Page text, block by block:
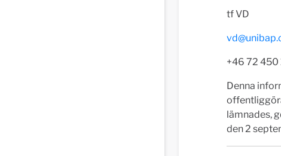
tf VD
+46 72 450
Denna
lämnades,
den 2